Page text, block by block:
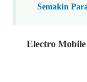
Semakin
Electro